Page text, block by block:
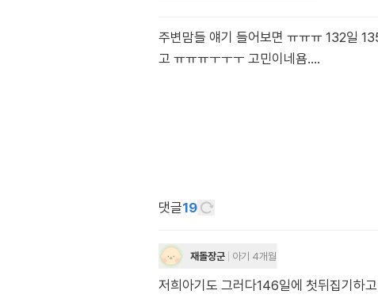
주변맘들 얘기 들어보면 ㅠㅠㅠ 132일
고 ㅠㅠㅠㅜㅜㅜ 고민이네욤....
댓글19
재돌장군 아기 4개월
저희아기도 그러다146일에 첫뒤집기하